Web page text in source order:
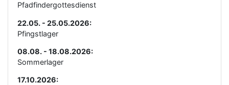
Pfadfindergottesdienst
22.05. - 25.05.2026:
Pfingstlager
08.08. - 18.08.2026:
Sommerlager
17.10.2026: